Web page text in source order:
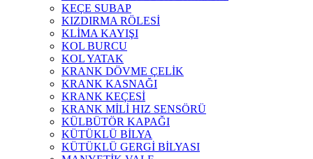
KEÇE SUBAP
KIZDIRMA RÖLESİ
KLİMA KAYIŞI
KOL BURCU
KOL YATAK
KRANK DÖVME ÇELİK
KRANK KASNAĞI
KRANK KEÇESİ
KRANK MİLİ HIZ SENSÖRÜ
KÜLBÜTÖR KAPAĞI
KÜTÜKLÜ BİLYA
KÜTÜKLÜ GERGİ BİLYASI